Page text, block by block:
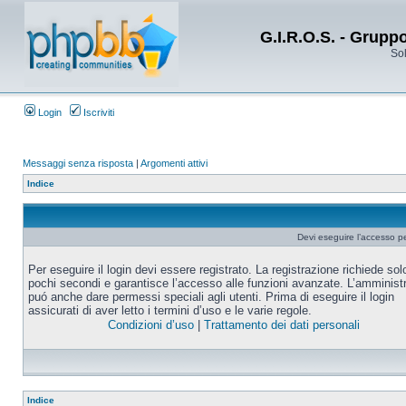
G.I.R.O.S. -
Login Iscriviti
Messaggi senza risposta | Argomenti attivi
Indice
Devi eseguire l’accesso
Per eseguire il login devi essere registrato. La registrazione richiede
pochi secondi e garantisce l’accesso alle funzioni avanzate.
puó anche dare permessi speciali agli utenti. Prima di eseguire il login
assicurati di aver letto i termini d’uso e le varie regole.
Condizioni d’uso| Trattamento dei dati personali
Indice